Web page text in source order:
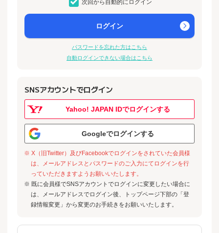
次回から自動的にログイン
ログイン
パスワードを忘れた方はこちら
自動ログインできない場合はこちら
SNSアカウントでログイン
Yahoo! JAPAN IDでログインする
Googleでログインする
※ X（旧Twitter）及びFacebookでログインをされていた会員様
は、メールアドレスとパスワードのご入力にてログインを行
っていただきますようお願いいたします。
※ 既に会員様でSNSアカウントでログインに変更したい場合に
は、メールアドレスでログイン後、トップページ下部の「登
録情報変更」から変更のお手続きをお願いいたします。